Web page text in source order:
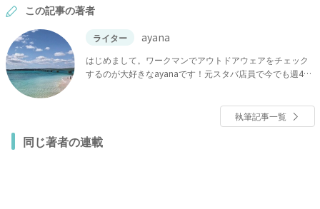
この記事の著者
ライター ayana
はじめまして。ワークマンでアウトドアウェアをチェック
するのが大好きなayanaです！元スタバ店員で今でも週4で
チェックしているので、くらしに役立つ情報についても自
信があります！ わたしの記事では、「これは絶対紹介した
い！」「実践したい！」と思った情報を選りすぐって紹介
執筆記事一覧
同じ著者の連載